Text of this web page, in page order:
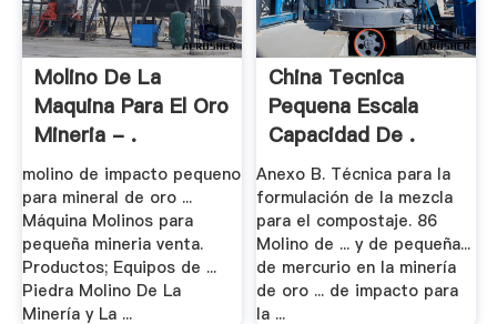
Molino De La
Maquina Para El Oro
Mineria - .
molino de impacto pequeno
para mineral de oro ...
Máquina Molinos para
pequeña mineria venta.
Productos; Equipos de ...
Piedra Molino De La
Minería y La ...
China Tecnica
Pequena Escala
Capacidad De .
Anexo B. Técnica para la
formulación de la mezcla
para el compostaje. 86
Molino de ... y de pequeña...
de mercurio en la minería
de oro ... de impacto para
la ...